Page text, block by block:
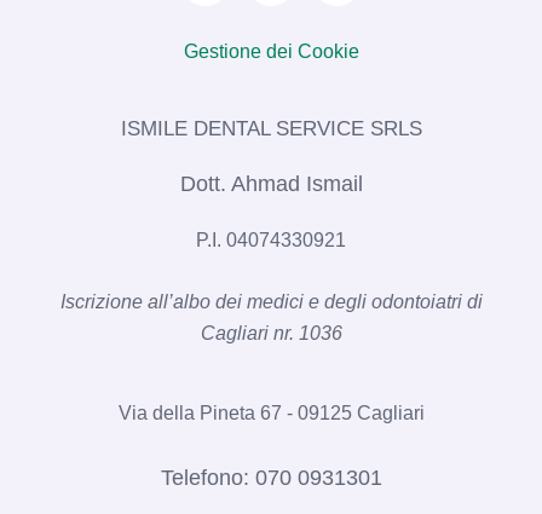
Gestione dei Cookie
ISMILE DENTAL SERVICE SRLS​
Dott. Ahmad Ismail
P.I. 04074330921
Iscrizione all’albo dei medici e degli odontoiatri di
Cagliari nr. 1036​
Via della Pineta 67 - 09125 Cagliari
Telefono: 070 0931301